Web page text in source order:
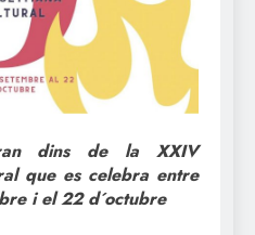
dins de la XXIV
que es celebra entre
i el 22 d´octubre